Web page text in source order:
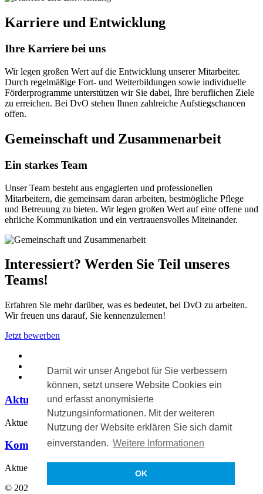
Damit wir unser Angebot für Sie verbessern
können, setzt unsere Website Cookies ein
und erfasst anonymisierte
Nutzungsinformationen. Mit der weiteren
Nutzung der Website erklären Sie sich damit
einverstanden. Weitere Informationen
OK
Karriere und Entwicklung
Ihre Karriere bei uns
Wir legen großen Wert auf die Entwicklung unserer Mitarbeiter.
Durch regelmäßige Fort- und Weiterbildungen sowie individuelle
Förderprogramme unterstützen wir Sie dabei, Ihre beruflichen Ziele
zu erreichen. Bei DvO stehen Ihnen zahlreiche Aufstiegschancen
offen.
Gemeinschaft und Zusammenarbeit
Ein starkes Team
Unser Team besteht aus engagierten und professionellen
Mitarbeitern, die gemeinsam daran arbeiten, bestmögliche Pflege
und Betreuung zu bieten. Wir legen großen Wert auf eine offene und
ehrliche Kommunikation und ein vertrauensvolles Miteinander.
Interessiert? Werden Sie Teil unseres
Teams!
Erfahren Sie mehr darüber, was es bedeutet, bei DvO zu arbeiten.
Wir freuen uns darauf, Sie kennenzulernen!
Jetzt bewerben
Karriere
›
Wir als Arbeitgeber
Aktuelle Meldungen
Aktuell keine Meldungen.
Kommende Veranstaltungen
Aktuell keine Veranstaltungen.
© 2026 Diakonie vor